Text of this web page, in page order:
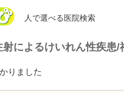
人で選べる医院検索
によるけいれん性疾患
りました